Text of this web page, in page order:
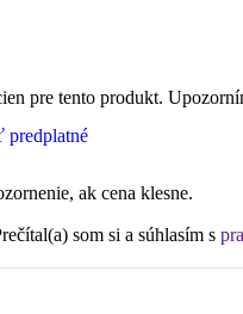
pre tento produkt.
predplatné
ak cena klesne.
som si a súhlasím s